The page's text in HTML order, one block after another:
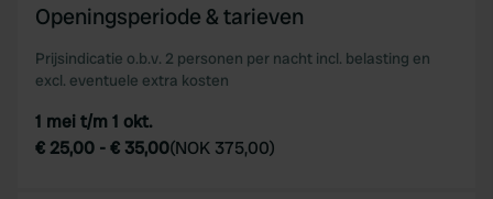
Openingsperiode & tarieven
Prijsindicatie o.b.v. 2 personen per nacht incl. belasting en
excl. eventuele extra kosten
1 mei t/m 1 okt.
€ 25,00 -€ 35,00(NOK 375,00)